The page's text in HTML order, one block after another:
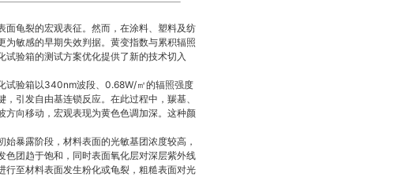
龟裂的宏观表征。然而，在涂料、塑料及纺
敏感的早期失效判据。黄变指数与累积辐照
验箱的测试方案优化提供了新的技术切入
试验箱以340nm波段、0.68W/㎡的辐照强度
引发自由基连锁反应。在此过程中，羰基、
向移动，宏观表现为黄色色调加深。这种颜
暴露阶段，材料表面的光敏基团浓度较高，
团趋于饱和，同时表面氧化层对深层紫外线
至材料表面发生粉化或龟裂，粗糙表面对光